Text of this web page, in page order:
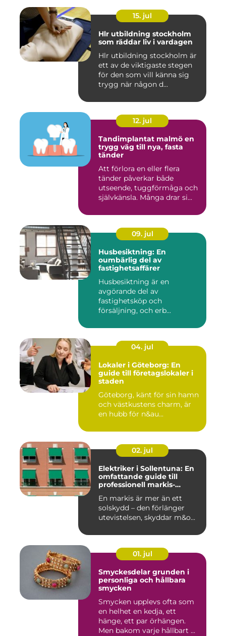
15. jul
Hlr utbildning stockholm
som räddar liv i vardagen
Hlr utbildning stockholm är
ett av de viktigaste stegen
för den som vill känna sig
trygg när någon d...
12. jul
Tandimplantat malmö en
trygg väg till nya, fasta
tänder
Att förlora en eller flera
tänder påverkar både
utseende, tuggförmåga och
självkänsla. Många drar si...
09. jul
Husbesiktning: En
oumbärlig del av
fastighetsaffärer
Husbesiktning är en
avgörande del av
fastighetsköp och
försäljning, och erb...
04. jul
Lokaler i Göteborg: En
guide till företagslokaler i
staden
Göteborg, känt för sin hamn
och västkustens charm, är
en hubb för n&au...
02. jul
Elektriker i Sollentuna: En
omfattande guide till
professionell markis-
En markis är mer än ett
solskydd – den förlänger
utevistelsen, skyddar m&o...
01. jul
Smyckesdelar grunden i
personliga och hållbara
smycken
Smycken upplevs ofta som
en helhet en kedja, ett
hänge, ett par örhängen.
Men bakom varje hållbart ...